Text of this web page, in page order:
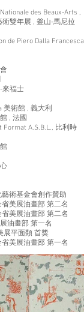
des Beaux-Arts
雙年展 , 釜山-馬尼拉
de Piero Dalla
來福士
美術館 , 義大利
, 法國
Format A.S.B.L., 比利時
藝術基金會創作贊助
省美展油畫部 第二名
省美展油畫部 第二名
油畫部 第一名
展平面類 首獎
省美展油畫部 第一名